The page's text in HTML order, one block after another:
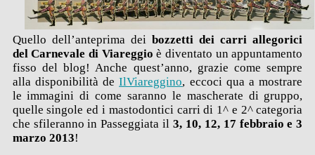
Quello dell’anteprima dei bozzetti dei carri allegorici
del Carnevale di Viareggio è diventato un appuntamento
fisso del blog! Anche quest’anno, grazie come sempre
alla disponibilità deIlViareggino, eccoci qua a mostrare
le immagini di come saranno le mascherate di gruppo,
quelle singole ed i mastodontici carri di 1^ e 2^ categoria
che sfileranno in Passeggiata il3, 10, 12, 17 febbraio e 3
marzo 2013!